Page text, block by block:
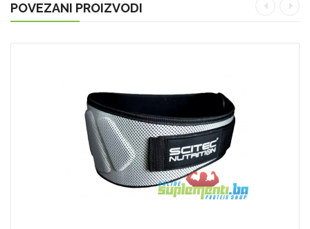
POVEZANI PROIZVODI